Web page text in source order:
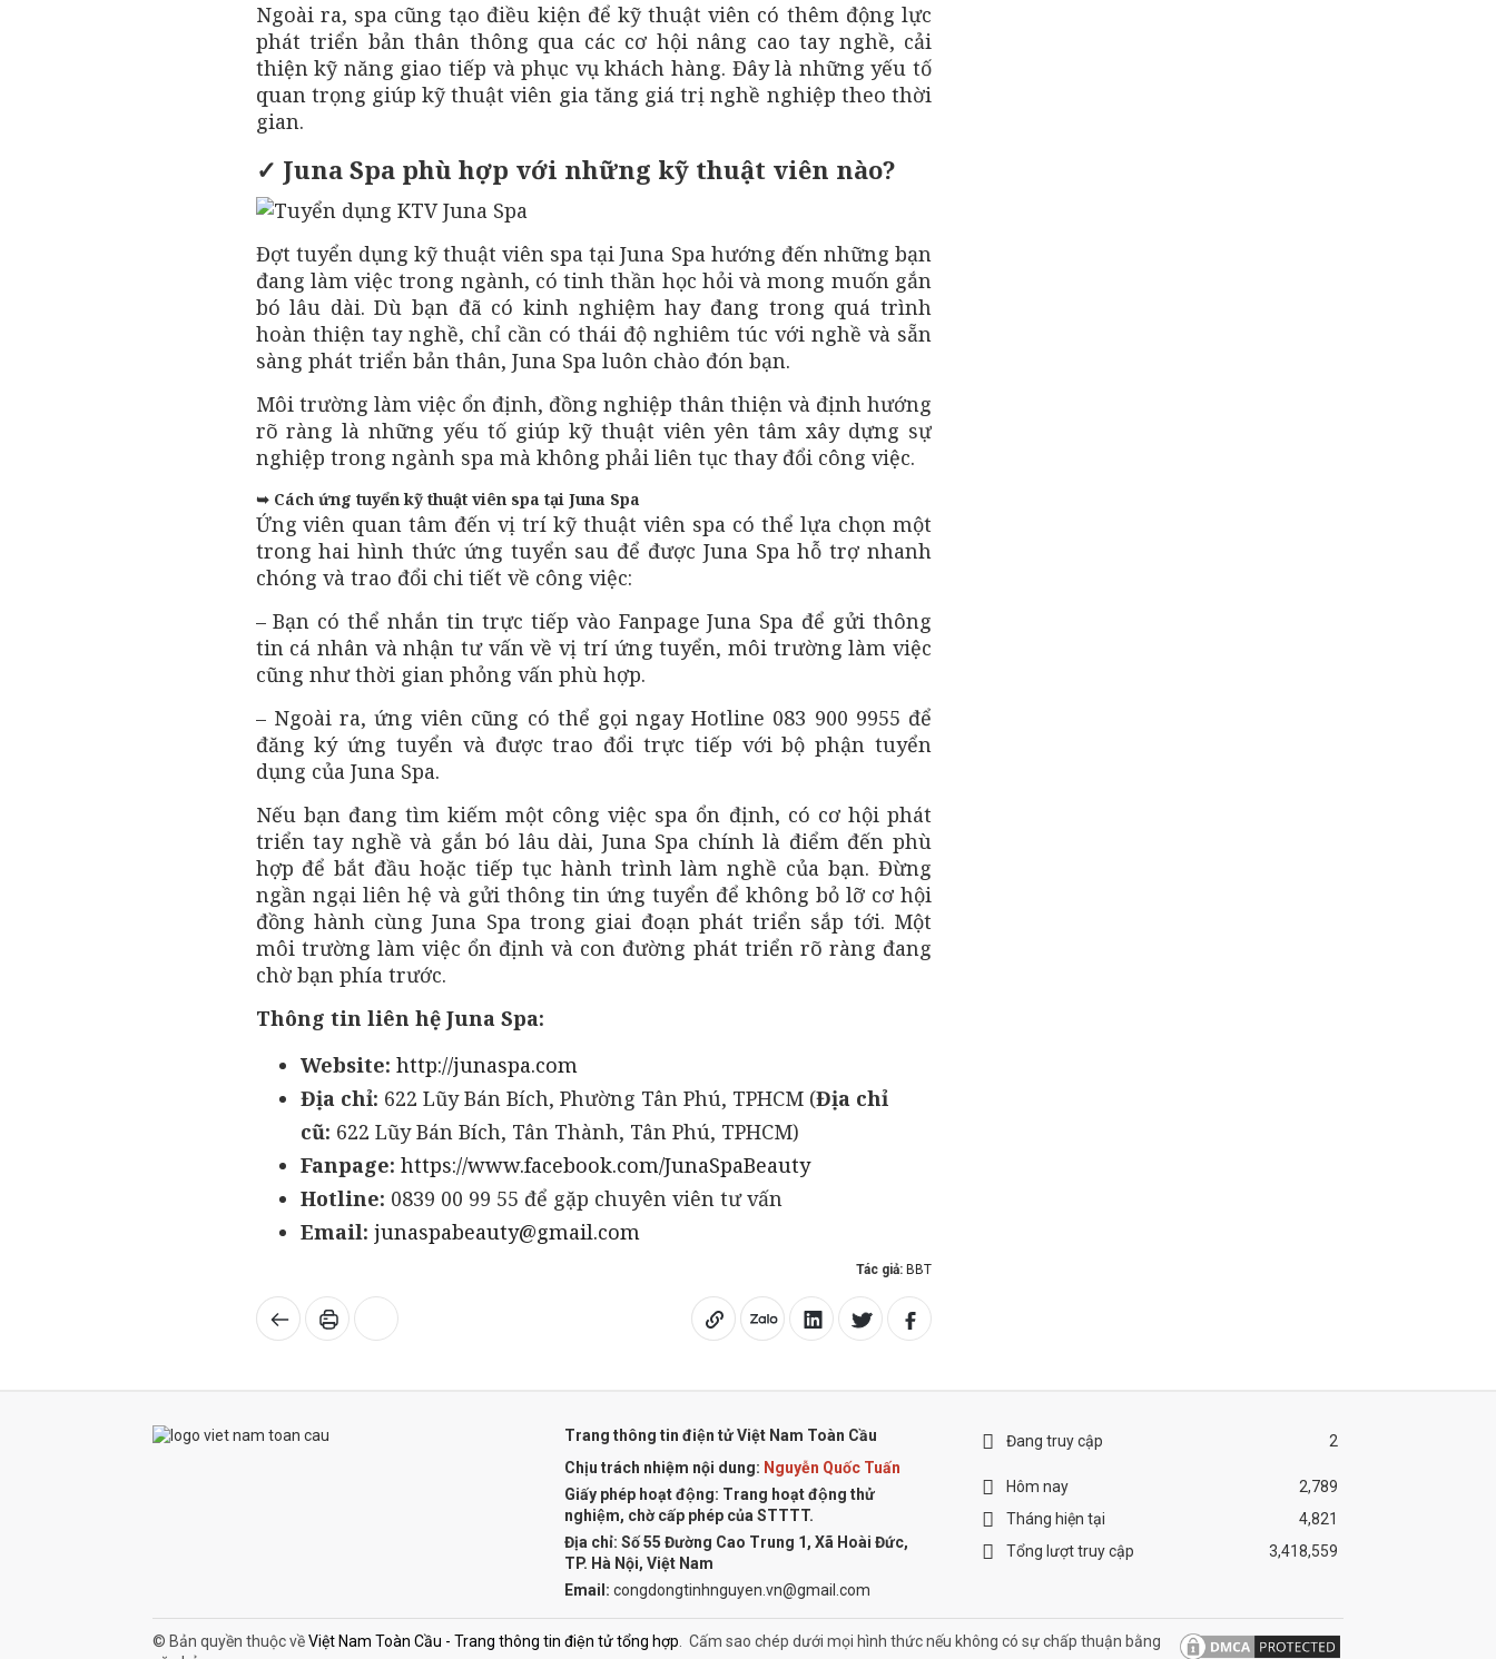
Ngoài ra, spa cũng tạo điều kiện để kỹ thuật viên có thêm động lực
phát triển bản thân thông qua các cơ hội nâng cao tay nghề, cải
thiện kỹ năng giao tiếp và phục vụ khách hàng. Đây là những yếu tố
quan trọng giúp kỹ thuật viên gia tăng giá trị nghề nghiệp theo thời
gian.
✓ Juna Spa phù hợp với những kỹ thuật viên nào?
Đợt tuyển dụng kỹ thuật viên spa tại Juna Spa hướng đến những bạn
đang làm việc trong ngành, có tinh thần học hỏi và mong muốn gắn
bó lâu dài. Dù bạn đã có kinh nghiệm hay đang trong quá trình
hoàn thiện tay nghề, chỉ cần có thái độ nghiêm túc với nghề và sẵn
sàng phát triển bản thân, Juna Spa luôn chào đón bạn.
Môi trường làm việc ổn định, đồng nghiệp thân thiện và định hướng
rõ ràng là những yếu tố giúp kỹ thuật viên yên tâm xây dựng sự
nghiệp trong ngành spa mà không phải liên tục thay đổi công việc.
➥ Cách ứng tuyển kỹ thuật viên spa tại Juna Spa
Ứng viên quan tâm đến vị trí kỹ thuật viên spa có thể lựa chọn một
trong hai hình thức ứng tuyển sau để được Juna Spa hỗ trợ nhanh
chóng và trao đổi chi tiết về công việc:
– Bạn có thể nhắn tin trực tiếp vào Fanpage Juna Spa để gửi thông
tin cá nhân và nhận tư vấn về vị trí ứng tuyển, môi trường làm việc
cũng như thời gian phỏng vấn phù hợp.
– Ngoài ra, ứng viên cũng có thể gọi ngay Hotline 083 900 9955 để
đăng ký ứng tuyển và được trao đổi trực tiếp với bộ phận tuyển
dụng của Juna Spa.
Nếu bạn đang tìm kiếm một công việc spa ổn định, có cơ hội phát
triển tay nghề và gắn bó lâu dài, Juna Spa chính là điểm đến phù
hợp để bắt đầu hoặc tiếp tục hành trình làm nghề của bạn. Đừng
ngần ngại liên hệ và gửi thông tin ứng tuyển để không bỏ lỡ cơ hội
đồng hành cùng Juna Spa trong giai đoạn phát triển sắp tới. Một
môi trường làm việc ổn định và con đường phát triển rõ ràng đang
chờ bạn phía trước.
Thông tin liên hệ Juna Spa:
Website: http://junaspa.com
Địa chỉ: 622 Lũy Bán Bích, Phường Tân Phú, TPHCM (Địa chỉ
cũ: 622 Lũy Bán Bích, Tân Thành, Tân Phú, TPHCM)
Fanpage: https://www.facebook.com/JunaSpaBeauty
Hotline: 0839 00 99 55 để gặp chuyên viên tư vấn
Email: junaspabeauty@gmail.com
Tác giả: BBT
Trang thông tin điện tử Việt Nam Toàn Cầu
Chịu trách nhiệm nội dung: Nguyễn Quốc Tuấn
Giấy phép hoạt động: Trang hoạt động thử
nghiệm, chờ cấp phép của STTTT.
Địa chỉ: Số 55 Đường Cao Trung 1, Xã Hoài Đức,
TP. Hà Nội, Việt Nam
Email: congdongtinhnguyen.vn@gmail.com
Đang truy cập 2
Hôm nay
2,789
Tháng hiện tại
4,821
Tổng lượt truy cập
3,418,559
© Bản quyền thuộc vềViệt Nam Toàn Cầu - Trang thông tin điện tử tổng hợp. Cấm sao chép dưới mọi hình thức nếu không có sự chấp thuận bằng